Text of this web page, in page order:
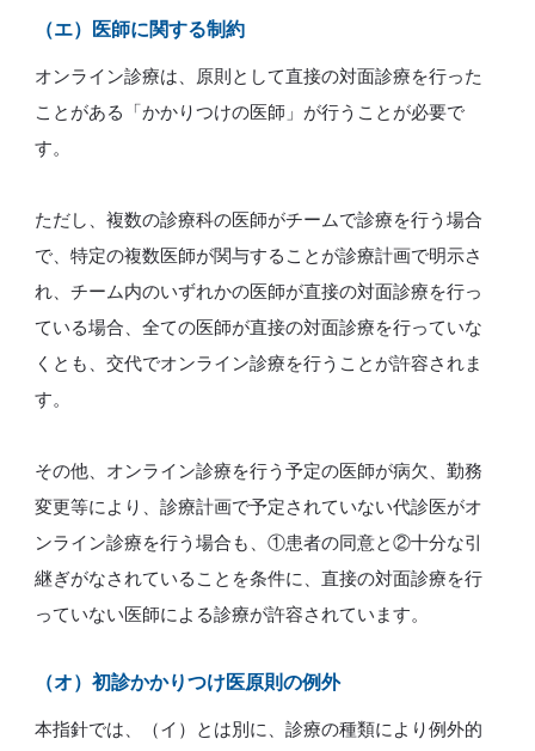
（エ） 医師に関する制約
オンライン診療は、原則として直接の対面診療を行った
ことがある「かかりつけの医師」が行うことが必要で
す。
ただし、複数の診療科の医師がチームで診療を行う場合
で、特定の複数医師が関与することが診療計画で明示さ
れ、チーム内のいずれかの医師が直接の対面診療を行っ
ている場合、全ての医師が直接の対面診療を行っていな
くとも、交代でオンライン診療を行うことが許容されま
す。
その他、オンライン診療を行う予定の医師が病欠、勤務
変更等により、診療計画で予定されていない代診医がオ
ンライン診療を行う場合も、①患者の同意と②十分な引
継ぎがなされていることを条件に、直接の対面診療を行
っていない医師による診療が許容されています。
（オ）初診かかりつけ医原則の例外
本指針では、（イ）とは別に、診療の種類により例外的